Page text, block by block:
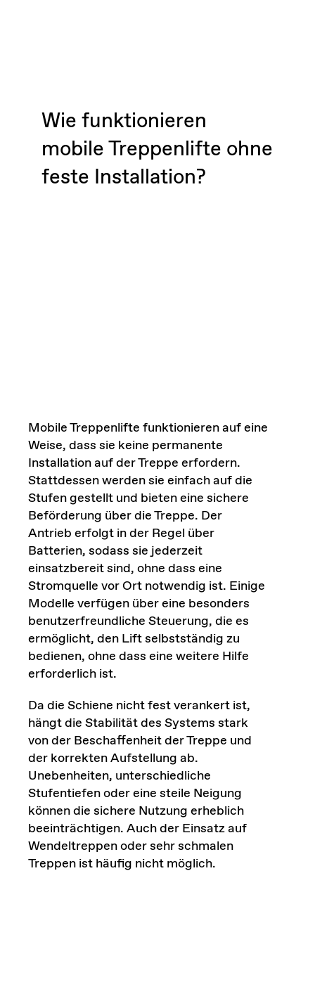
Wie funktionieren
mobile Treppenlifte ohne
feste Installation?
Mobile Treppenlifte funktionieren auf eine
Weise, dass sie keine permanente
Installation auf der Treppe erfordern.
Stattdessen werden sie einfach auf die
Stufen gestellt und bieten eine sichere
Beförderung über die Treppe. Der
Antrieb erfolgt in der Regel über
Batterien, sodass sie jederzeit
einsatzbereit sind, ohne dass eine
Stromquelle vor Ort notwendig ist. Einige
Modelle verfügen über eine besonders
benutzerfreundliche Steuerung, die es
ermöglicht, den Lift selbstständig zu
bedienen, ohne dass eine weitere Hilfe
erforderlich ist.
Da die Schiene nicht fest verankert ist,
hängt die Stabilität des Systems stark
von der Beschaffenheit der Treppe und
der korrekten Aufstellung ab.
Unebenheiten, unterschiedliche
Stufentiefen oder eine steile Neigung
können die sichere Nutzung erheblich
beeinträchtigen. Auch der Einsatz auf
Wendeltreppen oder sehr schmalen
Treppen ist häufig nicht möglich.